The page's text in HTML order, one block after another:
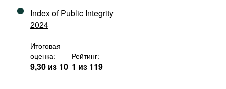
Index of Public Integrity
2024
Итоговая
оценка:
9,30 из 10
Рейтинг:
1 из 119